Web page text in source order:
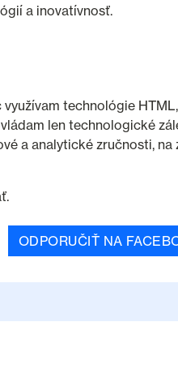
a inovatívnosť.
technológie HTML,
len technologické
a analytické zručnosti,
ODPORUČIŤ NA